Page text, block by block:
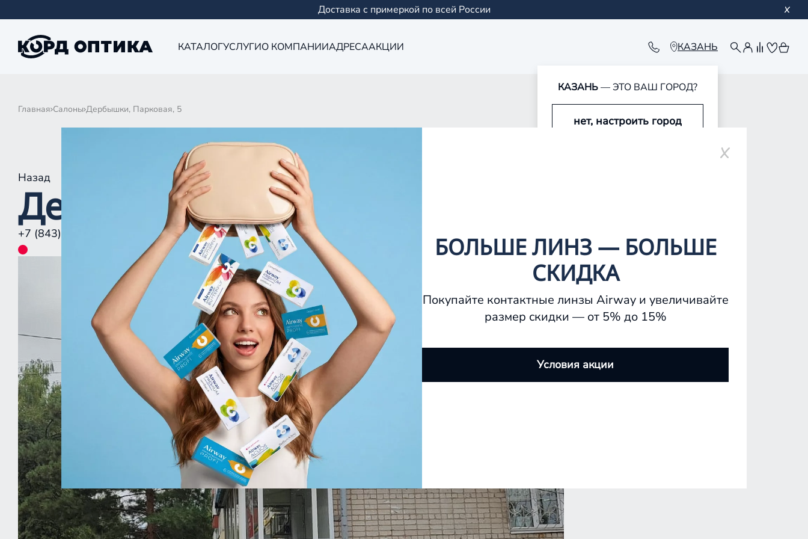
Доставка с примеркой по всей России
КАТАЛОГУСЛУГИО КОМПАНИИАДРЕСААКЦИИ КАЗАНЬ
КАЗАНЬ— ЭТО ВАШ ГОРОД?
нет, настроить город
Главная Салоны Дербышки, Парковая, 5
Назад
Дербышки, Парковая, 5
+7 (843) 590-50-30
БОЛЬШЕ ЛИНЗ — БОЛЬШЕ
СКИДКА
Покупайте контактные линзы Airway и увеличивайте
размер скидки — от 5% до 15%
Условия акции